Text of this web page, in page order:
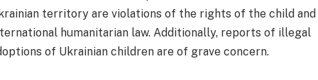
territory are violations of the rights of the child and
humanitarian law. Additionally, reports of illegal
of Ukrainian children are of grave concern.